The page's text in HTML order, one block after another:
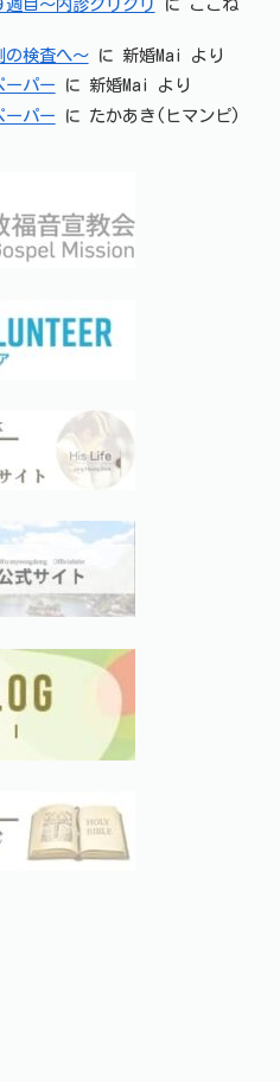
目～内診グリグリ に
ここね
検査へ～に 新婚Mai
より
ーパー に 新婚Mai
より
ーパー に たかあき(ヒマンピ)